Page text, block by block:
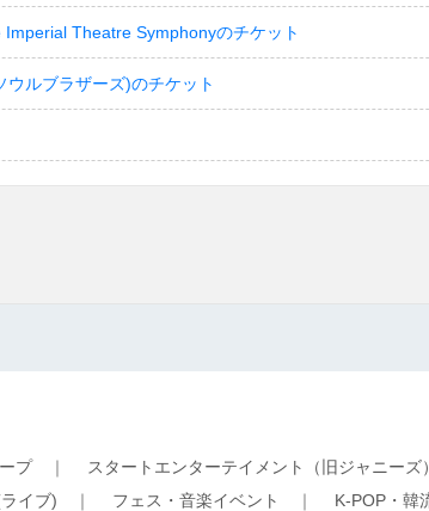
Theatre Symphonyのチケット
ルブラザーズ)のチケット
プ｜ スタートエンターテイメント（旧ジャニーズ）
イブ) ｜ フェス・音楽イベント ｜ K-POP・韓